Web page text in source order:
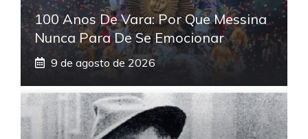
100 Anos De Vara: Por Que Messina
Nunca Para De Se Emocionar
9 de agosto de 2026